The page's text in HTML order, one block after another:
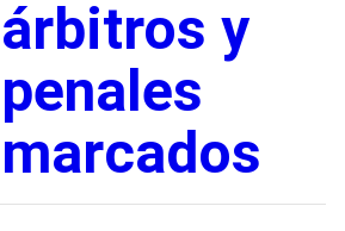
árbitros y
penales
marcados